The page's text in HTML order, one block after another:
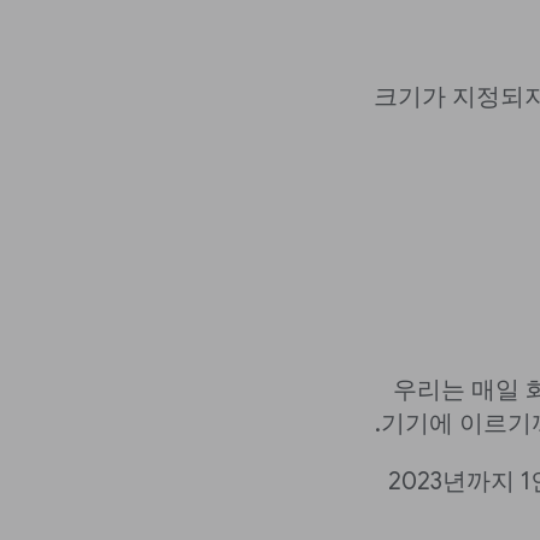
크기가 지정되
우리는 매일
기기에 이르기
2023년까지